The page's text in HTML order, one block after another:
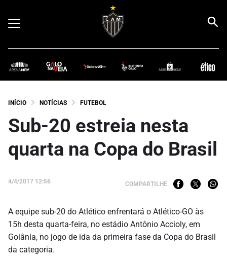
INÍCIO NOTÍCIAS FUTEBOL
Sub-20 estreia nesta
quarta na Copa do Brasil
4/4/2017 12:56 COMPARTILHE
A equipe sub-20 do Atlético enfrentará o Atlético-GO às
15h desta quarta-feira, no estádio Antônio Accioly, em
Goiânia, no jogo de ida da primeira fase da Copa do Brasil
da categoria.